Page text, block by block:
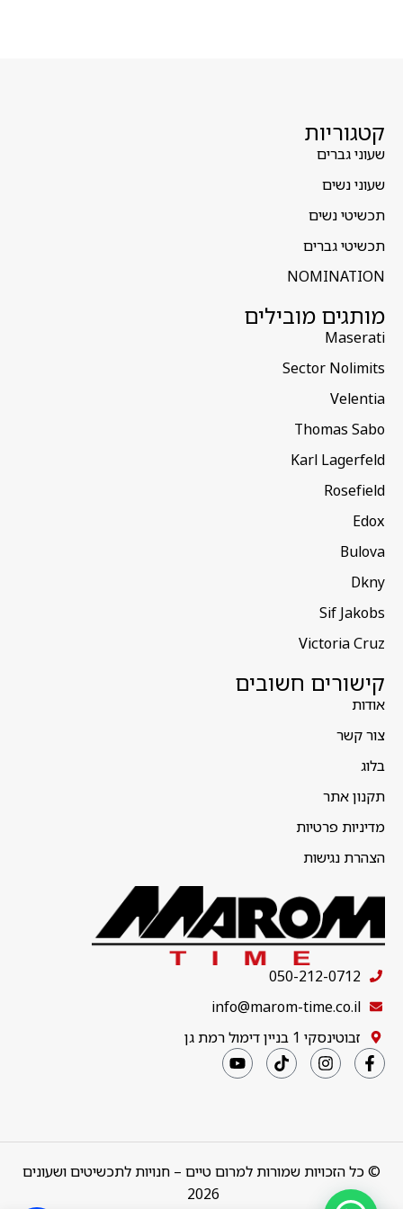
קטגוריות
שעוני גברים
שעוני נשים
תכשיטי נשים
תכשיטי גברים
NOMINATION
מותגים מובילים
Maserati
Sector Nolimits
Velentia
Thomas Sabo
Karl Lagerfeld
Rosefield
Edox
Bulova
Dkny
Sif Jakobs
Victoria Cruz
קישורים חשובים
אודות
צור קשר
בלוג
תקנון אתר
מדיניות פרטיות
הצהרת נגישות
050-212-0712
info@marom-time.co.il
זבוטינסקי 1 בניין דימול רמת גן
© כל הזכויות שמורות למרום טיים – חנויות לתכשיטים ושעונים
2026